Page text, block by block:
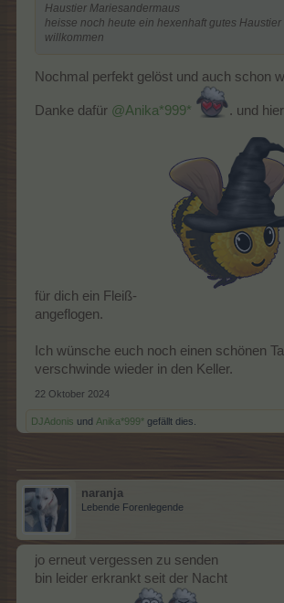
Haustier Mariesandermaus
heisse noch heute ein hexenhaft gutes Haustier
willkommen
Nochmal perfekt gelöst und auch schon
Danke dafür @Anika*999* . und
für dich ein Fleiß-
angeflogen.
Ich wünsche euch noch einen schönen
verschwinde wieder in den Keller.
22 Oktober 2024
DJAdonis und Anika*999* gefällt dies.
naranja
Lebende Forenlegende
jo erneut vergessen zu senden
bin leider erkrankt seit der Nacht